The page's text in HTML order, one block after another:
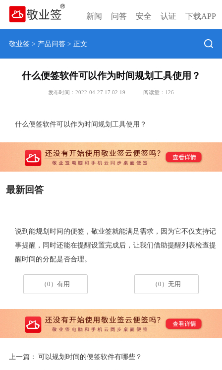
新闻 问答 安全 认证 下载APP
敬业签> 产品问答> 正文
什么便签软件可以作为时间规划工具使用？
发布时间：2022-04-27 17:02:19 阅读量： 126
什么便签软件可以作为时间规划工具使用？
最新回答
说到能规划时间的便签，敬业签就能满足需求，因为它不仅支持记
事提醒，同时还能在提醒设置完成后，让我们借助提醒列表检查提
醒时间的分配是否合理。
（0）有用 （0）无用
上一篇： 可以规划时间的便签软件有哪些？